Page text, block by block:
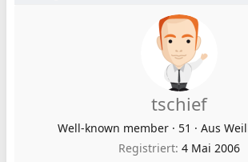
tschief
Well-known member · 51 · Aus
Registriert 4 Mai 2006